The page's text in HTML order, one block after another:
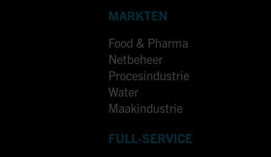
MARKTEN
Food & Pharma
Netbeheer
Procesindustrie
Water
Maakindustrie
FULL-SERVICE